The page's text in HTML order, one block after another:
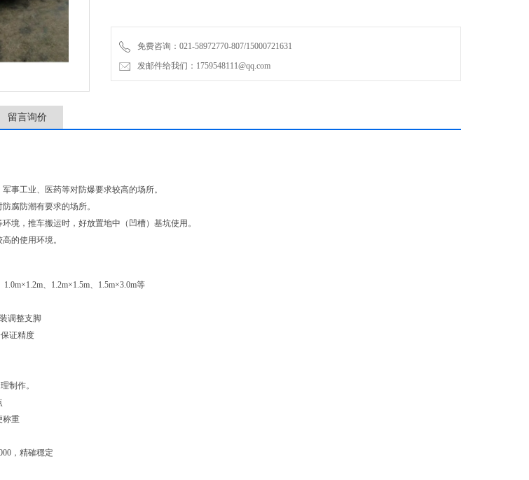
免费咨询：021-58972770-807/15000721631
发邮件给我们：1759548111@qq.com
留言询价
事工业、医药等对防爆要求较高的场所。
腐防潮有要求的场所。
境，推车搬运时，好放置地中（凹槽）基坑使用。
的使用环境。
、1.2m×1.5m、1.5m×3.0m等
调整支脚
证精度
制作。
称重
，精確穩定